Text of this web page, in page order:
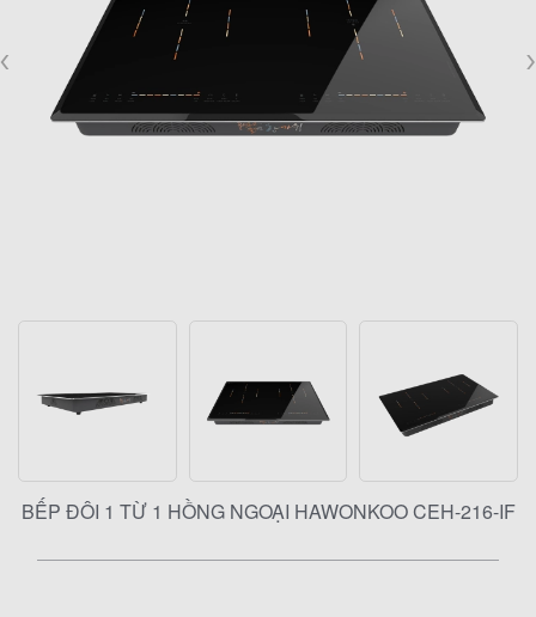
‹ ›
BẾP ĐÔI 1 TỪ 1 HỒNG NGOẠI HAWONKOO CEH-216-IF